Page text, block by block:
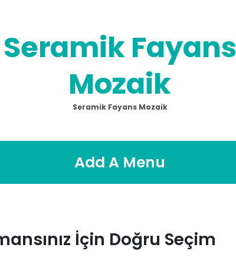
Seramik Fayans
Mozaik
Seramik Fayans Mozaik
Add A Menu
İçin Doğru Seçim